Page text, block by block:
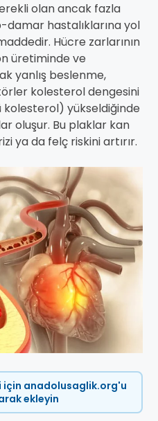
olan ancak fazla
hastalıklarına yol
Hücre zarlarının
üretiminde ve
yanlış beslenme,
kolesterol dengesini
kolesterol) yükseldiğinde
oluşur. Bu plaklar kan
ya da felç riskini artırır.
için anadolusaglik.org'u
ekleyin